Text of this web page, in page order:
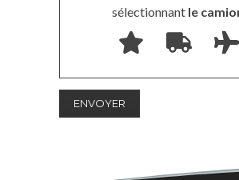
sélectionnant le